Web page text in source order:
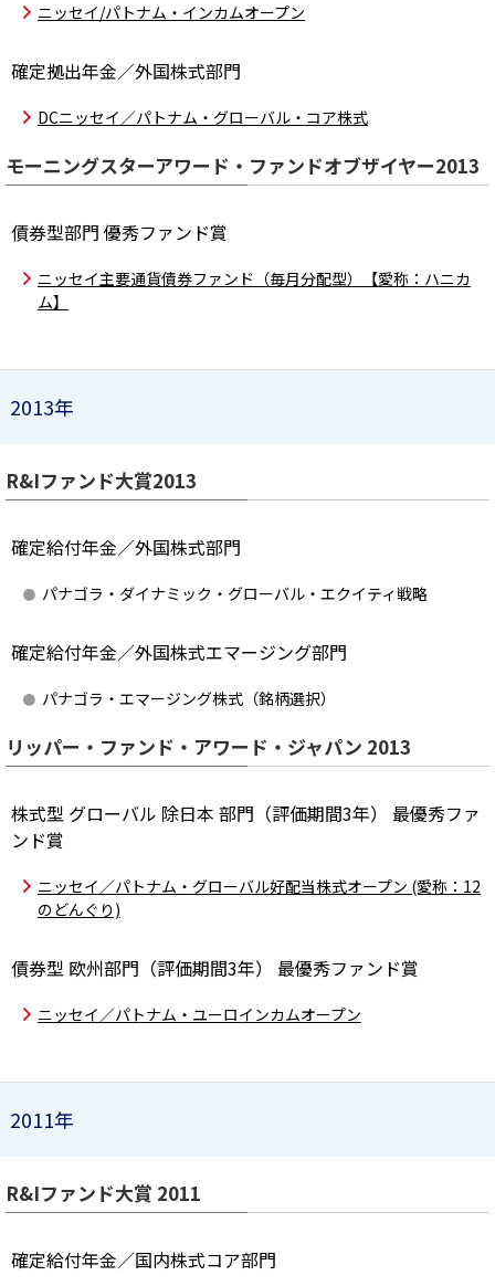
ニッセイ/パトナム・インカムオープン
確定拠出年金／外国株式部門
DCニッセイ／パトナム・グローバル・コア株式
モーニングスターアワード・ファンドオブザイヤー2013
債券型部門 優秀ファンド賞
ニッセイ主要通貨債券ファンド（毎月分配型）【愛称：ハニカ
ム】
2013年
R&Iファンド大賞2013
確定給付年金／外国株式部門
パナゴラ・ダイナミック・グローバル・エクイティ戦略
確定給付年金／外国株式エマージング部門
パナゴラ・エマージング株式（銘柄選択）
リッパー・ファンド・アワード・ジャパン 2013
株式型 グローバル 除日本 部門（評価期間3年） 最優秀ファ
ンド賞
ニッセイ／パトナム・グローバル好配当株式オープン (愛称：12
のどんぐり)
債券型 欧州部門（評価期間3年） 最優秀ファンド賞
ニッセイ／パトナム・ユーロインカムオープン
2011年
R&Iファンド大賞 2011
確定給付年金／国内株式コア部門